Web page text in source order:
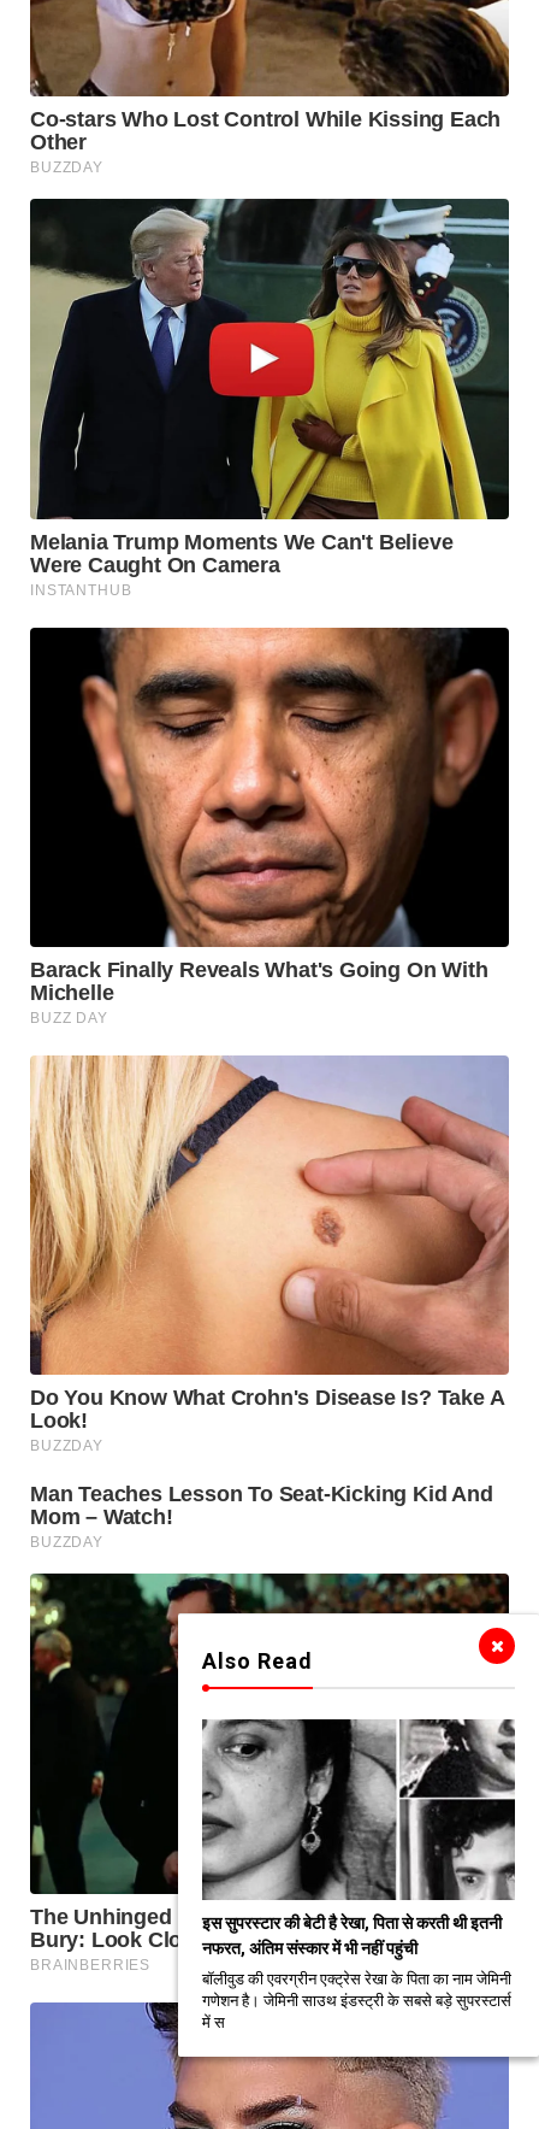
Also Read
इस सुपरस्टार की बेटी है रेखा, पिता से करती थी इतनी
नफरत, अंतिम संस्कार में भी नहीं पहुंची
बॉलीवुड की एवरग्रीन एक्ट्रेस रेखा के पिता का नाम जेमिनी
गणेशन है। जेमिनी साउथ इंडस्ट्री के सबसे बड़े सुपरस्टार्स
में स